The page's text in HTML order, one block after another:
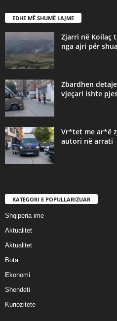
EDHE MË SHUMË LAJME
Zjarri në Koilaç
nga ajri për
Zbardhen
vjeçari ishte
Vr*tet me ar*ë
autori në arrati
KATEGORI E POPULLARIZUAR
Shqiperia ime
Aktualitet
Aktualitet
Bota
Ekonomi
Shendeti
Kuriozitete